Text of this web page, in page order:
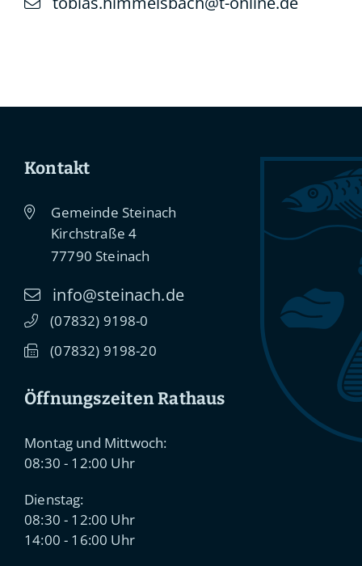
Kontakt
Gemeinde Steinach
Kirchstraße 4
77790 Steinach
info@steinach.de
(07832) 91 98-0
(07832) 91 98-20
Öffnungszeiten Rathaus
Montag und Mittwoch:
08:30 - 12:00 Uhr
Dienstag:
08:30 - 12:00 Uhr
14:00 - 16:00 Uhr